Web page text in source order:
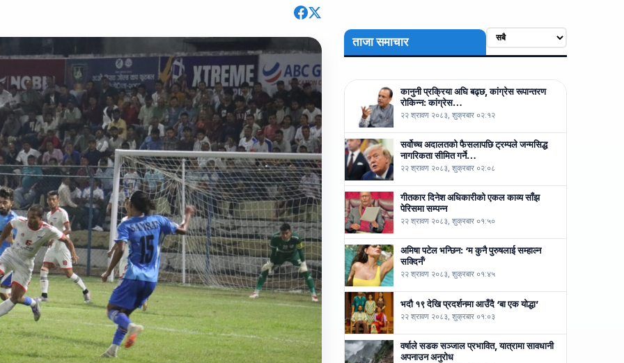
ताजा समाचार
कानुनी प्रक्रिया अघि बढ्छ, कांग्रेस रूपान्तरण
रोकिन्न: कांग्रेस…
२२ श्रावण २०८३, शुक्रबार ०२:१२
सर्वोच्च अदालतको फैसलापछि ट्रम्पले जन्मसिद्ध
नागरिकता सीमित गर्ने…
२२ श्रावण २०८३, शुक्रबार ०२:०८
गीतकार दिनेश अधिकारीको एकल काव्य साँझ
पेरिसमा सम्पन्न
२२ श्रावण २०८३, शुक्रबार ०१:५०
अमिषा पटेल भन्छिन: ‘म कुनै पुरुषलाई सम्हाल्न
सक्दिनँ’
२२ श्रावण २०८३, शुक्रबार ०१:४५
भदौ १९ देखि प्रदर्शनमा आउँदै ‘बा एक योद्धा’
२२ श्रावण २०८३, शुक्रबार ०१:०३
वर्षाले सडक सञ्जाल प्रभावित, यात्रामा सावधानी
अपनाउन अनुरोध